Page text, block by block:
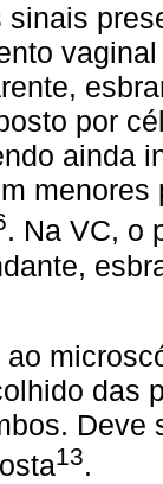
sinais
por
ainda
. Na VC, o
das
Deve
13.